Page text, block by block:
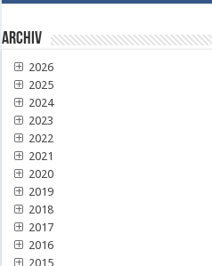
Archiv
2026
2025
2024
2023
2022
2021
2020
2019
2018
2017
2016
2015